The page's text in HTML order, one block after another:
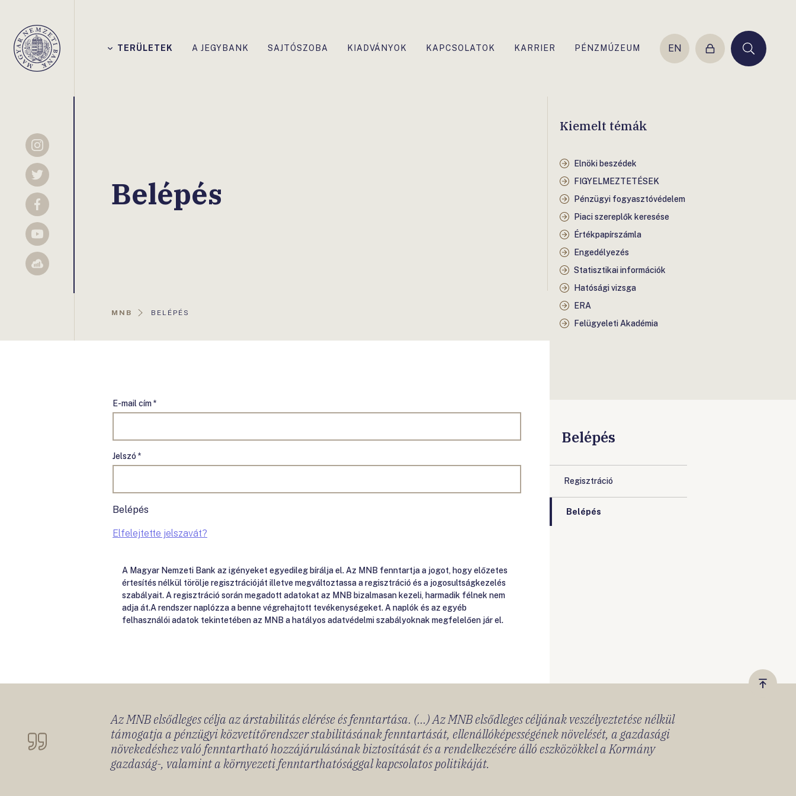
Magyar
Nemzeti
TERÜLETEK A JEGYBANK SAJTÓSZOBA KIADVÁNYOK KAPCSOLATOK KARRIER PÉNZMÚZEUM EN
Belépés Keresés
Instagram
Twitter
Facebook
YouTube
Sellsy
Belépés
MNB
AKTUÁLIS
BELÉPÉS
Kiemelt témák
Elnöki beszédek
FIGYELMEZTETÉSEK
Pénzügyi fogyasztóvédelem
Piaci szereplők keresése
Értékpapírszámla
Engedélyezés
Statisztikai információk
Hatósági vizsga
ERA
Felügyeleti Akadémia
E-mail cím *
Jelszó *
Belépés
Elfelejtette jelszavát?
A Magyar Nemzeti Bank az igényeket egyedileg bírálja el. Az MNB fenntartja a jogot, hogy előzetes
értesítés nélkül törölje regisztrációját illetve megváltoztassa a regisztráció és a jogosultságkezelés
szabályait. A regisztráció során megadott adatokat az MNB bizalmasan kezeli, harmadik félnek nem
adja át.A rendszer naplózza a benne végrehajtott tevékenységeket. A naplók és az egyéb
felhasználói adatok tekintetében az MNB a hatályos adatvédelmi szabályoknak megfelelően jár el.
Belépés
Regisztráció
Belépés
Vissza
Az MNB elsődleges célja az árstabilitás elérése és fenntartása. (...) Az MNB elsődleges céljának veszélyeztetése nélkül
támogatja a pénzügyi közvetítőrendszer stabilitásának fenntartását, ellenállóképességének növelését, a gazdasági
növekedéshez való fenntartható hozzájárulásának biztosítását és a rendelkezésére álló eszközökkel a Kormány
gazdaság-, valamint a környezeti fenntarthatósággal kapcsolatos politikáját.